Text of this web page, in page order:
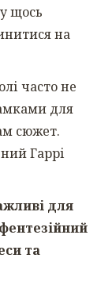
щось
на
часто не
для
сюжет.
Гаррі
для
та